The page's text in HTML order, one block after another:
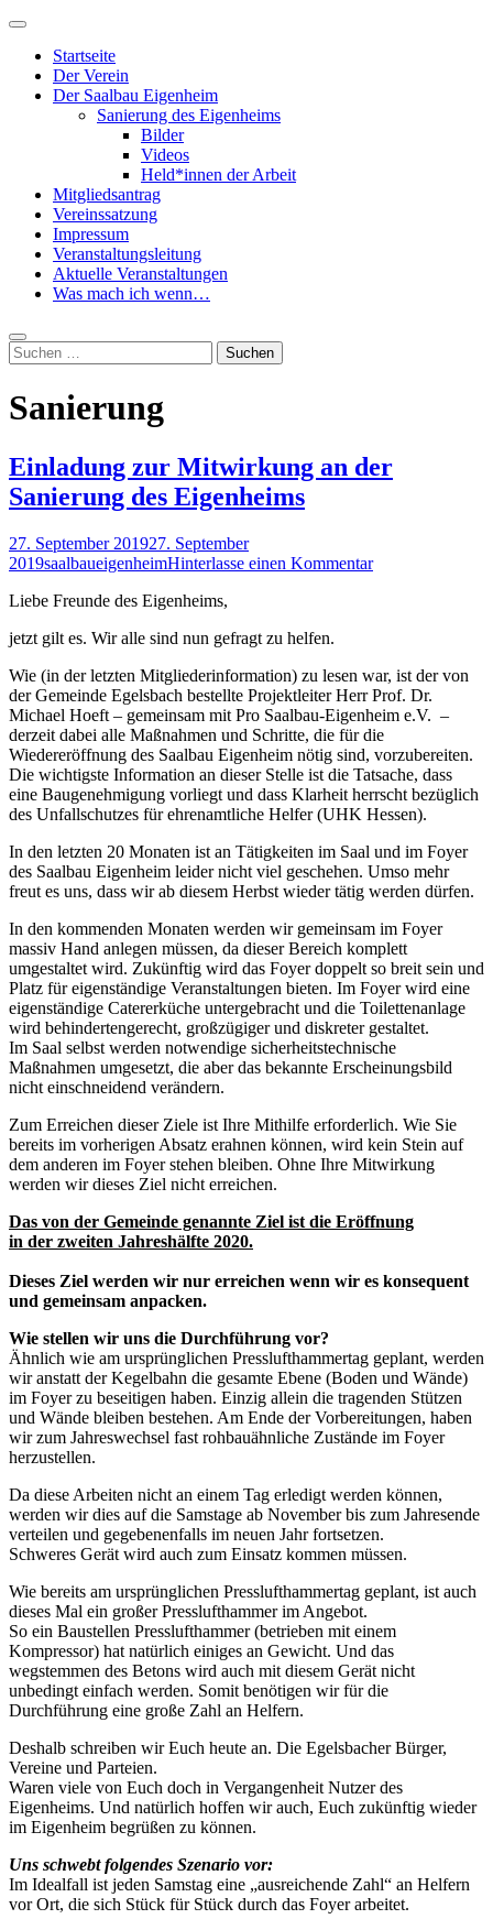
Zum
springen
Primäres
Startseite
Der Verein
Der Saalbau Eigenheim
Sanierung des Eigenheims
Bilder
Videos
Held*innen der Arbeit
Mitgliedsantrag
Vereinssatzung
Impressum
Veranstaltungsleitung
Aktuelle Veranstaltungen
Was mach ich wenn…
Suche
Suchen
nach:
Sanierung
Einladung zur Mitwirkung an der
Sanierung des Eigenheims
27. September 201927. September
2019saalbaueigenheimHinterlasse einen Kommentar
Liebe Freunde des Eigenheims,
jetzt gilt es. Wir alle sind nun gefragt zu helfen.
Wie (in der letzten Mitgliederinformation) zu lesen war, ist der von
der Gemeinde Egelsbach bestellte Projektleiter Herr Prof. Dr.
Michael Hoeft – gemeinsam mit Pro Saalbau-Eigenheim e.V. –
derzeit dabei alle Maßnahmen und Schritte, die für die
Wiedereröffnung des Saalbau Eigenheim nötig sind, vorzubereiten.
Die wichtigste Information an dieser Stelle ist die Tatsache, dass
eine Baugenehmigung vorliegt und dass Klarheit herrscht bezüglich
des Unfallschutzes für ehrenamtliche Helfer (UHK Hessen).
In den letzten 20 Monaten ist an Tätigkeiten im Saal und im Foyer
des Saalbau Eigenheim leider nicht viel geschehen. Umso mehr
freut es uns, dass wir ab diesem Herbst wieder tätig werden dürfen.
In den kommenden Monaten werden wir gemeinsam im Foyer
massiv Hand anlegen müssen, da dieser Bereich komplett
umgestaltet wird. Zukünftig wird das Foyer doppelt so breit sein und
Platz für eigenständige Veranstaltungen bieten. Im Foyer wird eine
eigenständige Catererküche untergebracht und die Toilettenanlage
wird behindertengerecht, großzügiger und diskreter gestaltet.
Im Saal selbst werden notwendige sicherheitstechnische
Maßnahmen umgesetzt, die aber das bekannte Erscheinungsbild
nicht einschneidend verändern.
Zum Erreichen dieser Ziele ist Ihre Mithilfe erforderlich. Wie Sie
bereits im vorherigen Absatz erahnen können, wird kein Stein auf
dem anderen im Foyer stehen bleiben. Ohne Ihre Mitwirkung
werden wir dieses Ziel nicht erreichen.
Das von der Gemeinde genannte Ziel ist die Eröffnung
in der zweiten Jahreshälfte 2020.
Dieses Ziel werden wir nur erreichen wenn wir es konsequent
und gemeinsam anpacken.
Wie stellen wir uns die Durchführung vor?
Ähnlich wie am ursprünglichen Presslufthammertag geplant, werden
wir anstatt der Kegelbahn die gesamte Ebene (Boden und Wände)
im Foyer zu beseitigen haben. Einzig allein die tragenden Stützen
und Wände bleiben bestehen. Am Ende der Vorbereitungen, haben
wir zum Jahreswechsel fast rohbauähnliche Zustände im Foyer
herzustellen.
Da diese Arbeiten nicht an einem Tag erledigt werden können,
werden wir dies auf die Samstage ab November bis zum Jahresende
verteilen und gegebenenfalls im neuen Jahr fortsetzen.
Schweres Gerät wird auch zum Einsatz kommen müssen.
Wie bereits am ursprünglichen Presslufthammertag geplant, ist auch
dieses Mal ein großer Presslufthammer im Angebot.
So ein Baustellen Presslufthammer (betrieben mit einem
Kompressor) hat natürlich einiges an Gewicht. Und das
wegstemmen des Betons wird auch mit diesem Gerät nicht
unbedingt einfach werden. Somit benötigen wir für die
Durchführung eine große Zahl an Helfern.
Deshalb schreiben wir Euch heute an. Die Egelsbacher Bürger,
Vereine und Parteien.
Waren viele von Euch doch in Vergangenheit Nutzer des
Eigenheims. Und natürlich hoffen wir auch, Euch zukünftig wieder
im Eigenheim begrüßen zu können.
Uns schwebt folgendes Szenario vor:
Im Idealfall ist jeden Samstag eine „ausreichende Zahl“ an Helfern
vor Ort, die sich Stück für Stück durch das Foyer arbeitet.